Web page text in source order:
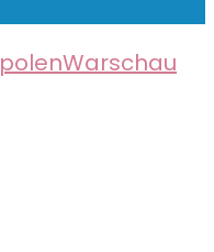
polenWarschau